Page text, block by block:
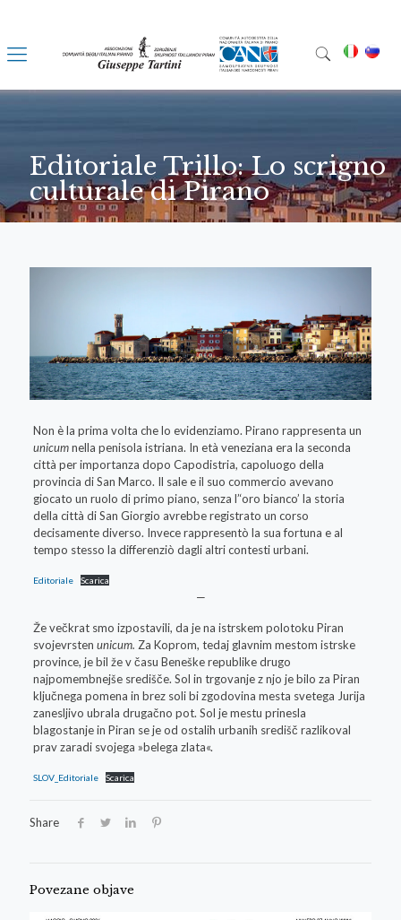
Editoriale Trillo: Lo scrigno
culturale di Pirano
Non è la prima volta che lo evidenziamo. Pirano rappresenta un
unicumnella penisola istriana. In età veneziana era la seconda
città per importanza dopo Capodistria, capoluogo della
provincia di San Marco. Il sale e il suo commercio avevano
giocato un ruolo di primo piano, senza l’‘oro bianco’ la storia
della città di San Giorgio avrebbe registrato un corso
decisamente diverso. Invece rappresentò la sua fortuna e al
tempo stesso la differenziò dagli altri contesti urbani.
Editoriale Scarica
—
Že večkrat smo izpostavili, da je na istrskem polotoku Piran
svojevrsten unicum. Za Koprom, tedaj glavnim mestom istrske
province, je bil že v času Beneške republike drugo
najpomembnejše središče. Sol in trgovanje z njo je bilo za Piran
ključnega pomena in brez soli bi zgodovina mesta svetega Jurija
zanesljivo ubrala drugačno pot. Sol je mestu prinesla
blagostanje in Piran se je od ostalih urbanih središč razlikoval
prav zaradi svojega »belega zlata«.
SLOV_Editoriale Scarica
Share
Povezane objave